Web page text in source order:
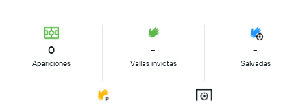
0
Apariciones
-
Vallas invictas
-
Salvadas